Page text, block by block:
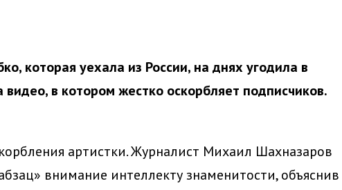
которая уехала из России, на днях угодила в
в котором жестко оскорбляет подписчиков.
артистки. Журналист Михаил Шахназаров
внимание интеллекту знаменитости, объяснив